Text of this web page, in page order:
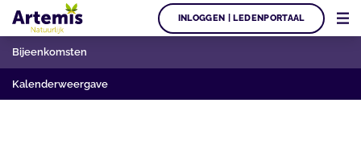
INLOGGEN | LEDENPORTAAL
Bijeenkomsten
Kalenderweergave